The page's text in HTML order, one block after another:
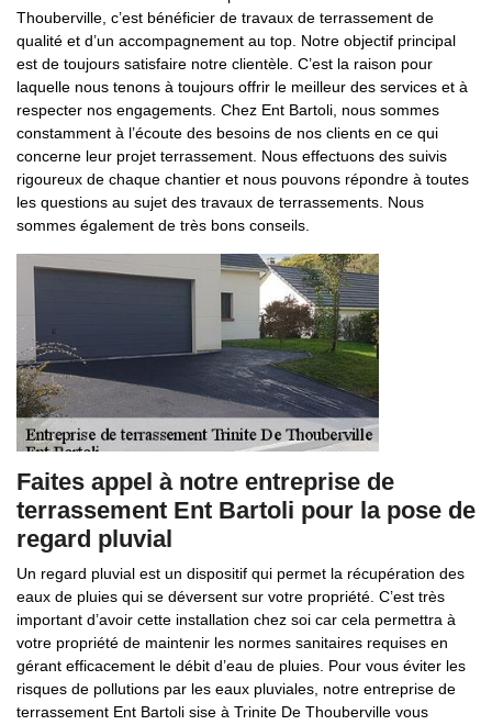
Thouberville, c’est bénéficier de travaux de terrassement de
qualité et d’un accompagnement au top. Notre objectif principal
est de toujours satisfaire notre clientèle. C’est la raison pour
laquelle nous tenons à toujours offrir le meilleur des services et à
respecter nos engagements. Chez Ent Bartoli, nous sommes
constamment à l’écoute des besoins de nos clients en ce qui
concerne leur projet terrassement. Nous effectuons des suivis
rigoureux de chaque chantier et nous pouvons répondre à toutes
les questions au sujet des travaux de terrassements. Nous
sommes également de très bons conseils.
Faites appel à notre entreprise de
terrassement Ent Bartoli pour la pose de
regard pluvial
Un regard pluvial est un dispositif qui permet la récupération des
eaux de pluies qui se déversent sur votre propriété. C’est très
important d’avoir cette installation chez soi car cela permettra à
votre propriété de maintenir les normes sanitaires requises en
gérant efficacement le débit d’eau de pluies. Pour vous éviter les
risques de pollutions par les eaux pluviales, notre entreprise de
terrassement Ent Bartoli sise à Trinite De Thouberville vous